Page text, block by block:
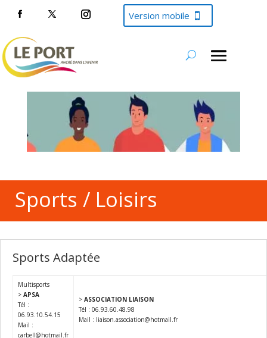
Version mobile
Sports / Loisirs
Sports Adaptée
Multisports
> APSA
Tél :
06.93.10.54.15
Mail :
carbell@hotmail.fr
> ASSOCIATION LIAISON
Tél : 06.93.60.48.98
Mail : liaison.association@hotmail.fr